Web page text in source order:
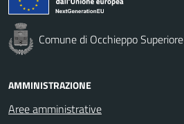
Comune di Occhieppo Superiore
AMMINISTRAZIONE
Aree amministrative